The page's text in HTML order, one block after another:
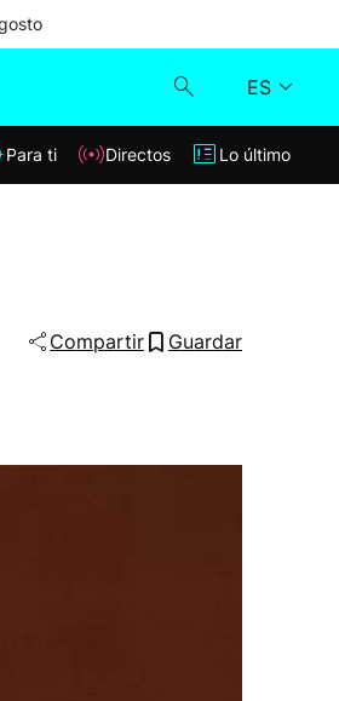
ES
Klisk
Para ti Directos Lo último
Compartir Guardar